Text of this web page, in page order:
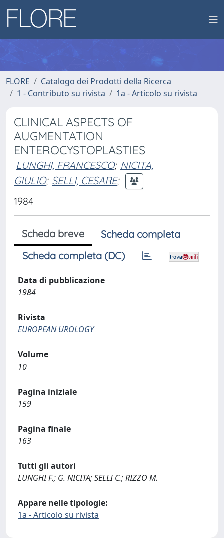
FLORE
Catalogo dei Prodotti della Ricerca
1 - Contributo su rivista
1a - Articolo su rivista
CLINICAL ASPECTS OF
AUGMENTATION
ENTEROCYSTOPLASTIES
LUNGHI, FRANCESCO; NICITA,
GIULIO; SELLI, CESARE;
1984
Scheda breve
Scheda completa
Scheda completa (DC)
Data di pubblicazione
1984
Rivista
EUROPEAN UROLOGY
Volume
10
Pagina iniziale
159
Pagina finale
163
Tutti gli autori
LUNGHI F.; G. NICITA; SELLI C.; RIZZO M.
Appare nelle tipologie:
1a - Articolo su rivista